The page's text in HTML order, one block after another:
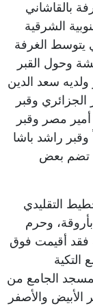
بالقاشاني
الشرقية
يتوسط الغرفة
وحول القبر
سعد الدين
الجزائري وقبر
مصر وقبر
وقبر راشد باشا
تضم بعض
التقليدي
وحرم
فقد أقيمت فوق
الجامع من
والأصفر